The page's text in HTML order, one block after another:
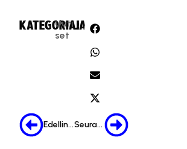
KATEGORIA:
Uuti
set
JAA:
Edellinen Seuraava